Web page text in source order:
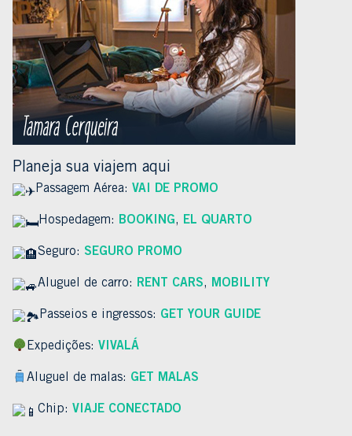
Planeja sua viajem aqui
Passagem Aérea: VAI DE PROMO
Hospedagem: BOOKING, EL QUARTO
Seguro: SEGURO PROMO
Aluguel de carro: RENT CARS, MOBILITY
Passeios e ingressos: GET YOUR GUIDE
Expedições:VIVALÁ
Aluguel de malas: GET MALAS
Chip: VIAJE CONECTADO